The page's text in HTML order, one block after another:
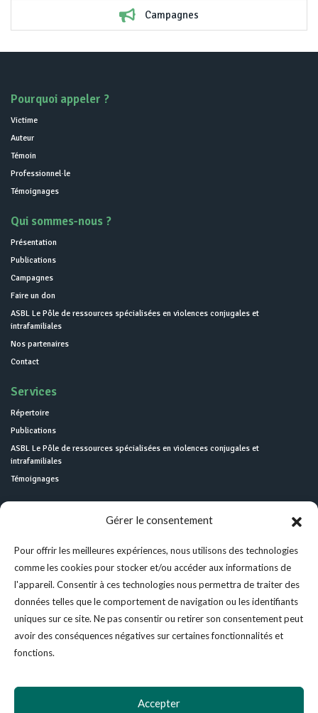
Gérer le consentement
Pour offrir les meilleures expériences, nous utilisons des technologies
comme les cookies pour stocker et/ou accéder aux informations de
l'appareil. Consentir à ces technologies nous permettra de traiter des
données telles que le comportement de navigation ou les identifiants
uniques sur ce site. Ne pas consentir ou retirer son consentement peut
avoir des conséquences négatives sur certaines fonctionnalités et
fonctions.
Accepter
Campagnes
Pourquoi appeler ?
Victime
Auteur
Témoin
Professionnel·le
Témoignages
Qui sommes-nous ?
Présentation
Publications
Campagnes
Faire un don
ASBL Le Pôle de ressources spécialisées en violences conjugales et
intrafamiliales
Nos partenaires
Contact
Services
Répertoire
Publications
ASBL Le Pôle de ressources spécialisées en violences conjugales et
intrafamiliales
Témoignages
Help مساعدة 帮帮我